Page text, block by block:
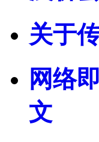
关于
网络
文